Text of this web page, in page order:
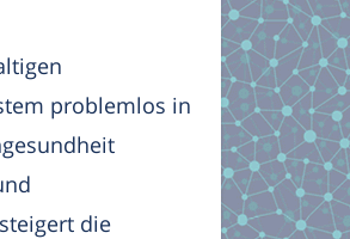
problemlos in
die